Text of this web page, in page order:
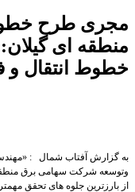
مجری طرح
خطوط انتقال و
به گزارش آفتاب شمال :
وتوسعه شرکت سهامی برق منطقه
از بارزترین جلوه های تحقق